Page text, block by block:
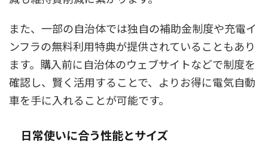
また、一部の自治体では独自の補助金制度や充電イ
ンフラの無料利用特典が提供されていることもあり
ます。購入前に自治体のウェブサイトなどで制度を
確認し、賢く活用することで、よりお得に電気自動
車を手に入れることが可能です。
日常使いに合う性能とサイズ